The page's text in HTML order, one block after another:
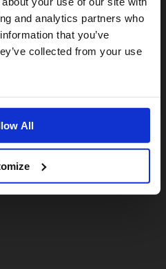
and analytics partners who
that you’ve
collected from your use
All
please visit our:
website